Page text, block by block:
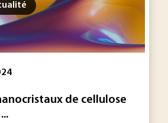
de cellulose